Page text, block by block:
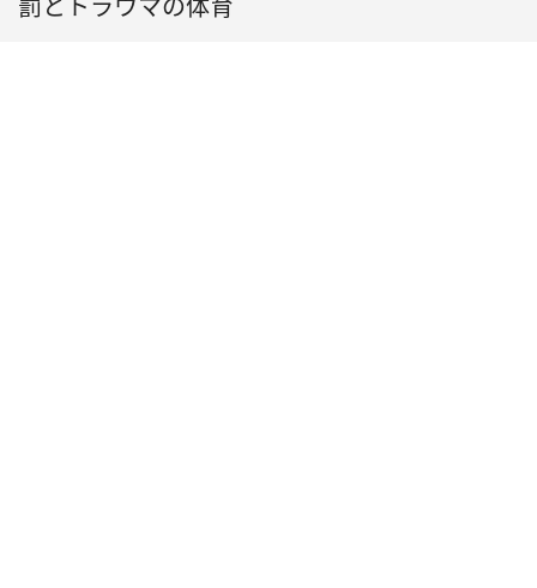
罰とトラウマの体育